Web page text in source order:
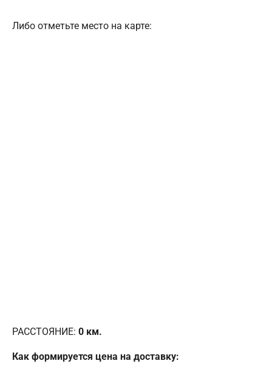
Либо отметьте место на карте:
РАССТОЯНИЕ: 0 км.
Как формируется цена на доставку: